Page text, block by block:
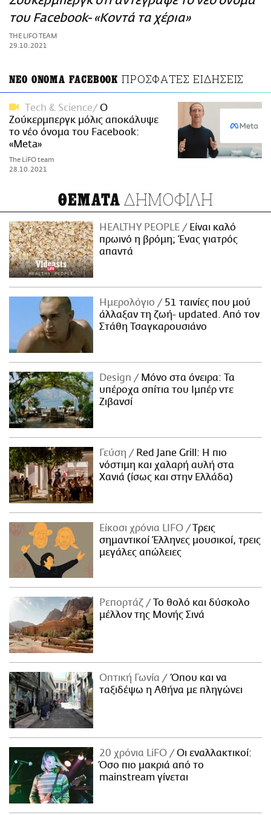
ΑΜΠΑ
PRINT
του Facebook- «Κοντά τα χέρια»
THE LIFO TEAM
29.10.2021
ΝΕΟ ΟΝΟΜΑ FACEBOOK ΠΡΟΣΦΑΤΕΣ ΕΙΔΗΣΕΙΣ
Τech & Science
Ο
Ζούκερμπεργκ μόλις αποκάλυψε
το νέο όνομα του Facebook:
«Meta»
The LiFO team
28.10.2021
ΘΕΜΑΤΑ ΔΗΜΟΦΙΛΗ
HEALTHY PEOPLE
Είναι καλό
πρωινό η βρόμη; Ένας γιατρός
απαντά
Ημερολόγιο
51 ταινίες που μού
άλλαξαν τη ζωή- updated. Aπό τον
Στάθη Τσαγκαρουσιάνο
Design
Μόνο στα όνειρα: Τα
υπέροχα σπίτια του Ιμπέρ ντε
Ζιβανσί
Γεύση
Red Jane Grill: Η πιο
νόστιμη και χαλαρή αυλή στα
Χανιά (ίσως και στην Ελλάδα)
Είκοσι χρόνια LIFO
Tρεις
σημαντικοί Έλληνες μουσικοί, τρεις
μεγάλες απώλειες
Ρεπορτάζ
Το θολό και δύσκολο
μέλλον της Μονής Σινά
Οπτική Γωνία
Όπου και να
ταξιδέψω η Αθήνα με πληγώνει
20 χρόνια LiFO
Οι εναλλακτικοί:
Όσο πιο μακριά από το
mainstream γίνεται